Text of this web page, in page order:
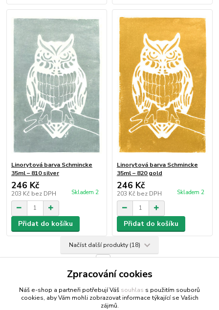
Linorytová barva Schmincke
35ml – 810 silver
246 Kč
203 Kč bez DPH Skladem 2
Přidat do košíku
Linorytová barva Schmincke
35ml – 820 gold
246 Kč
203 Kč bez DPH Skladem 2
Přidat do košíku
Načíst další produkty (18)
Zpracování cookies
Náš e-shop a partneři potřebují Váš souhlas s použitím souborů
cookies, aby Vám mohli zobrazovat informace týkající se Vašich
zájmů.